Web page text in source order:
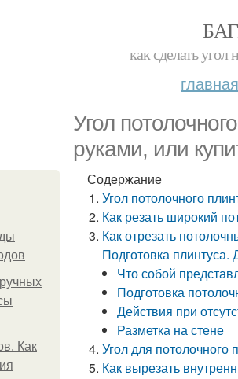
как сделать угол
главная
Угол
руками, или
Как
Содержание
Угол потолочного
Как резать широкий
Как отрезать
Подготовка плинтуса.
Что собой
Подготовка
Действия при
Разметка на стене
Угол для
Как вырезать